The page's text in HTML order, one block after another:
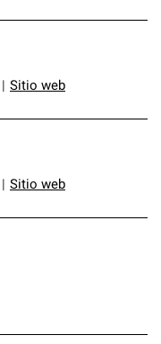
Sitio web
Sitio web